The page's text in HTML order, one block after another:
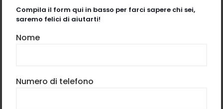
Compila il form qui in basso per farci sapere chi sei,
saremo felici di aiutarti!
Nome
Numero di telefono